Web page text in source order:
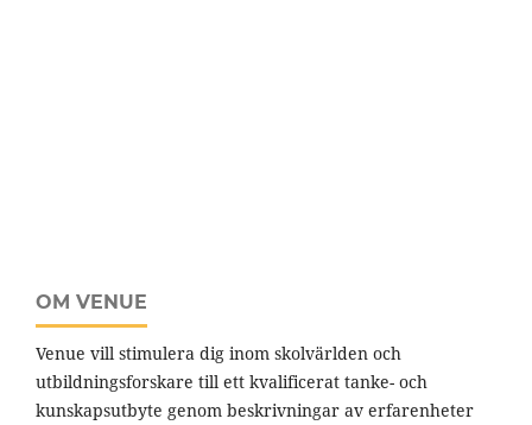
OM VENUE
Venue vill stimulera dig inom skolvärlden och
utbildningsforskare till ett kvalificerat tanke- och
kunskapsutbyte genom beskrivningar av erfarenheter